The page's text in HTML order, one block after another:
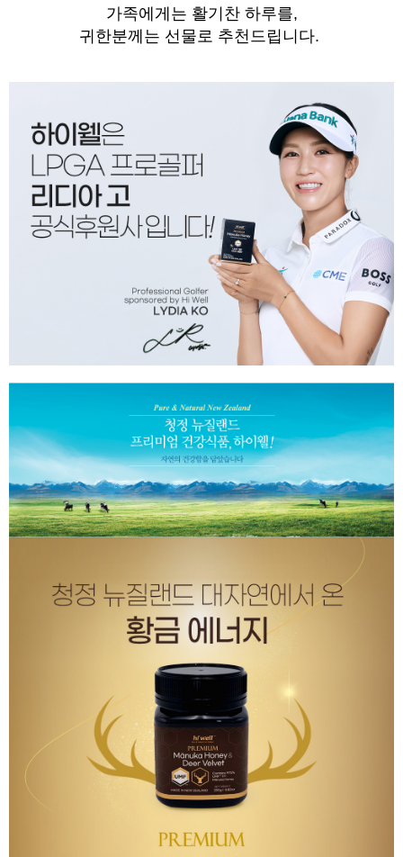
가족에게는 활기찬 하루를,
귀한분께는 선물로 추천드립니다.